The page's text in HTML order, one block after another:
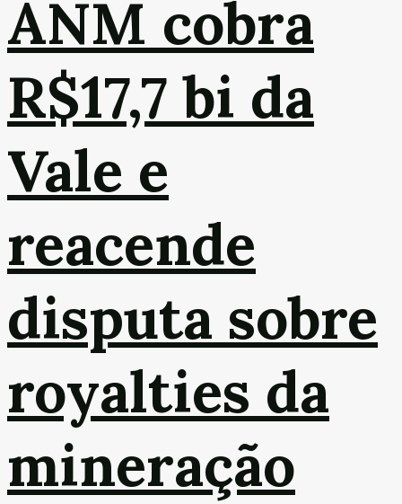
ANM cobra
R$17,7 bi da
Vale e
reacende
disputa sobre
royalties da
mineração